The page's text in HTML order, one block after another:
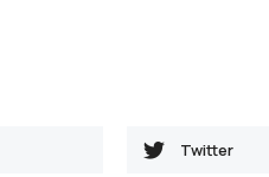
Twitter